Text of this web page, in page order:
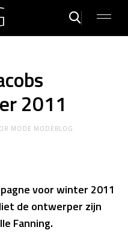
2011
MODE MODEBLOG
voor winter 2011
de ontwerper zijn
Fanning.